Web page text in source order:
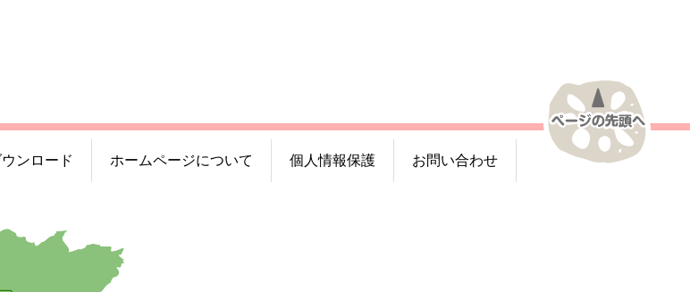
ンロード ホームページについて 個人情報保護 お問い合わせ